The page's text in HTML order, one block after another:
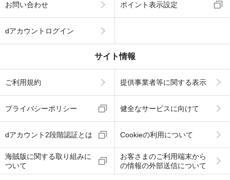
お問い合わせ ポイント表示設定
dアカウントログイン
サイト情報
ご利用規約 提供事業者等に関する表示
プライバシーポリシー 健全なサービスに向けて
dアカウント2段階認証とは Cookieの利用について
海賊版に関する取り組みに
ついて
お客さまのご利用端末から
の情報の外部送信について